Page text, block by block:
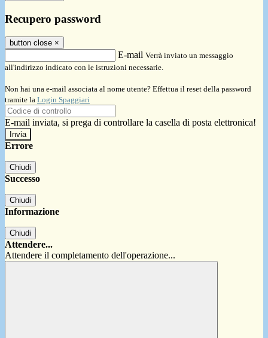
Recupero password
button close ×
E-mail Verrà inviato un messaggio
all'indirizzo indicato con le istruzioni necessarie.
Non hai una e-mail associata al nome utente? Effettua il reset della password
tramite la Login Spaggiari
E-mail inviata, si prega di controllare la casella di posta elettronica!
Errore
Chiudi
Successo
Chiudi
Informazione
Chiudi
Attendere...
Attendere il completamento dell'operazione...